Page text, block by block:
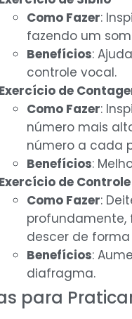
Como Fazer:
fazendo um
Benefícios:
controle vocal.
Exercício de
Como Fazer:
número mais
número a cada
Benefícios:
Exercício de
Como Fazer:
profundamente,
descer de
Benefícios:
diafragma.
para